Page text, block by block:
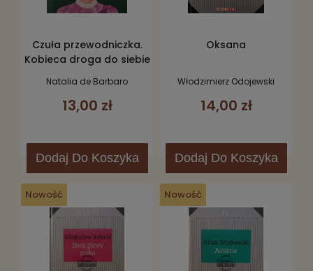
Czuła przewodniczka.
Kobieca droga do siebie
Natalia de Barbaro
13,00 zł
Dodaj Do Koszyka
Oksana
Włodzimierz Odojewski
14,00 zł
Dodaj Do Koszyka
Nowość Nowość